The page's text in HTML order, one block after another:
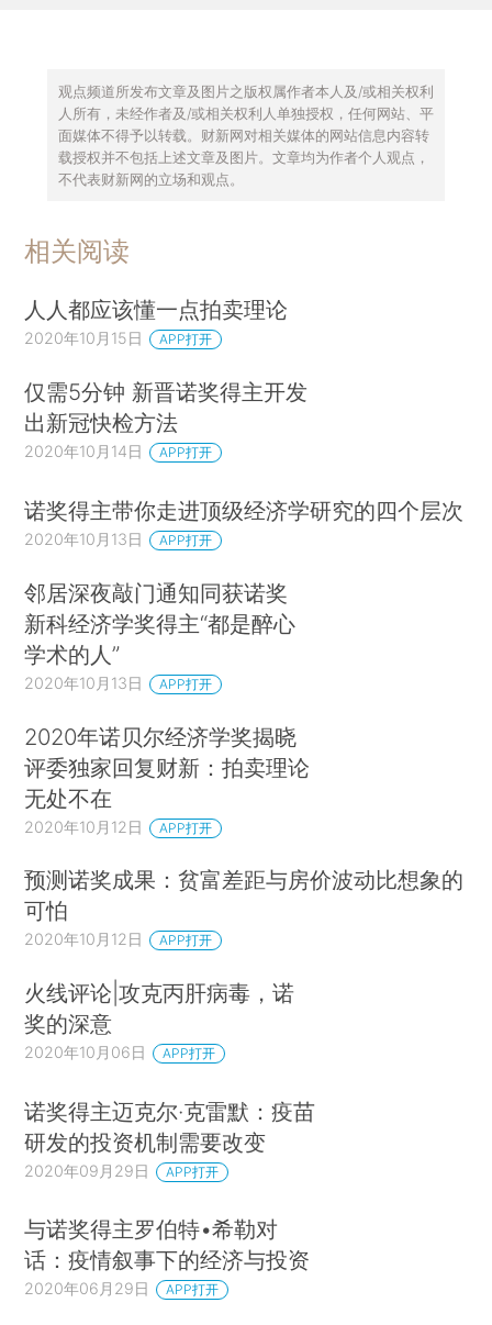
观点频道所发布文章及图片之版权属作者本人及/或相关权利
人所有，未经作者及/或相关权利人单独授权，任何网站、平
面媒体不得予以转载。财新网对相关媒体的网站信息内容转
载授权并不包括上述文章及图片。文章均为作者个人观点，
不代表财新网的立场和观点。
相关阅读
人人都应该懂一点拍卖理论
2020年10月15日 APP打开
仅需5分钟 新晋诺奖得主开发
出新冠快检方法
2020年10月14日 APP打开
诺奖得主带你走进顶级经济学研究的四个层次
2020年10月13日 APP打开
邻居深夜敲门通知同获诺奖
新科经济学奖得主“都是醉心
学术的人”
2020年10月13日 APP打开
2020年诺贝尔经济学奖揭晓
评委独家回复财新：拍卖理论
无处不在
2020年10月12日 APP打开
预测诺奖成果：贫富差距与房价波动比想象的
可怕
2020年10月12日 APP打开
火线评论|攻克丙肝病毒，诺
奖的深意
2020年10月06日 APP打开
诺奖得主迈克尔·克雷默：疫苗
研发的投资机制需要改变
2020年09月29日 APP打开
与诺奖得主罗伯特•希勒对
话：疫情叙事下的经济与投资
2020年06月29日 APP打开